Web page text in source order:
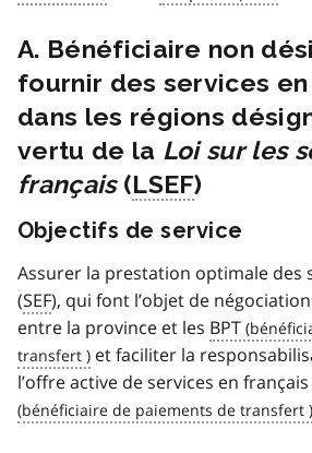
A. Bénéficiaire non
fournir des services
dans les régions
vertu de la Loi sur les
français(LSEF)
Objectifs de service
Assurer la prestation optimale des
(SEF), qui font l’objet de
entre la province et les BPT
et faciliter la
l’offre active de services en